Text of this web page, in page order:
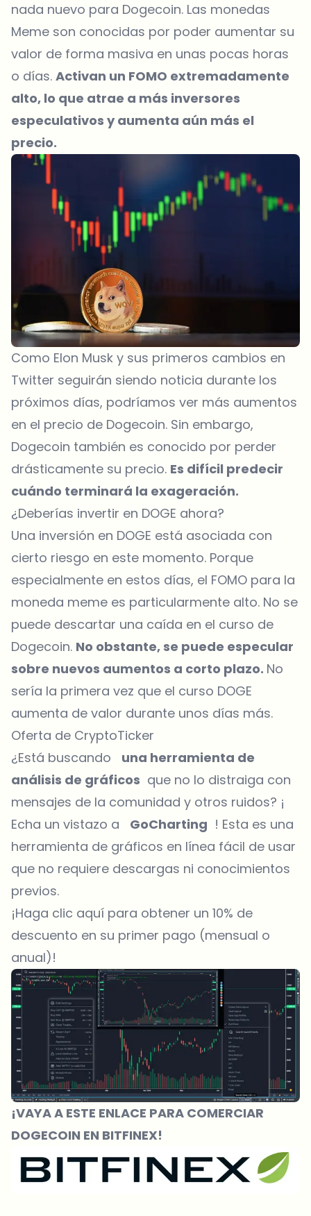
nada nuevo para Dogecoin. Las monedas
Meme son conocidas por poder aumentar su
valor de forma masiva en unas pocas horas
o días. Activan un FOMO extremadamente
alto, lo que atrae a más inversores
especulativos y aumenta aún más el
precio.
Como Elon Musk y sus primeros cambios en
Twitter seguirán siendo noticia durante los
próximos días, podríamos ver más aumentos
en el precio de Dogecoin. Sin embargo,
Dogecoin también es conocido por perder
drásticamente su precio. Es difícil predecir
cuándo terminará la exageración.
¿Deberías invertir en DOGE ahora?
Una inversión en DOGE está asociada con
cierto riesgo en este momento. Porque
especialmente en estos días, el FOMO para la
moneda meme es particularmente alto. No se
puede descartar una caída en el curso de
Dogecoin. No obstante, se puede especular
sobre nuevos aumentos a corto plazo. No
sería la primera vez que el curso DOGE
aumenta de valor durante unos días más.
Oferta de CryptoTicker
¿Está buscando una herramienta de
análisis de gráficos que no lo distraiga con
mensajes de la comunidad y otros ruidos? ¡
Echa un vistazo a GoCharting ! Esta es una
herramienta de gráficos en línea fácil de usar
que no requiere descargas ni conocimientos
previos.
¡Haga clic aquí para obtener un 10% de
descuento en su primer pago (mensual o
anual)!
¡VAYA A ESTE ENLACE PARA COMERCIAR
DOGECOIN EN BITFINEX!